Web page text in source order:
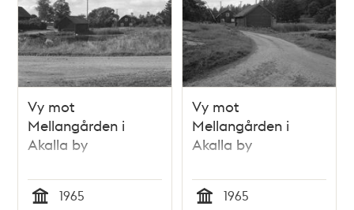
Vy mot
Mellangården i
Akalla by
1965
Vy mot
Mellangården i
Akalla by
1965